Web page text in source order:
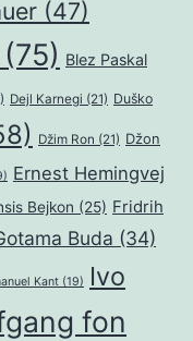
(47)
(75) Blez Paskal
Dejl Karnegi (21) Duško
Džim Ron (21) Džon
Ernest Hemingvej
Bejkon (25) Fridrih
Buda (34)
Kant (19)
Ivo
fon